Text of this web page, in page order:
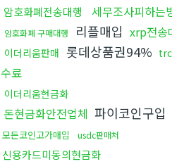
암호화폐전송대행 세무조사피하는
암호화폐 구매대행
리플매입 xrp전송
이더리움판매 롯데상품권94%
수료
이더리움현금화
돈현금화안전업체 파이코인구입
모든코인고가매입 usdc판매처
신용카드미동의현금화